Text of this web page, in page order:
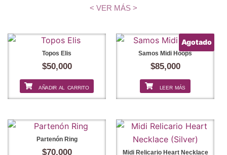
< VER MÁS >
Topos Elis
$50,000
AÑADIR AL CARRITO
Agotado
Samos Midi Hoops
$85,000
LEER MÁS
Partenón Ring
$70,000
Midi Relicario Heart Necklace